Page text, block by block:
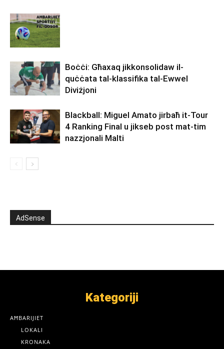
Boċċi: Għaxaq jikkonsolidaw il-
quċċata tal-klassifika tal-Ewwel
Diviżjoni
Blackball: Miguel Amato jirbaħ it-Tour
4 Ranking Final u jikseb post mat-tim
nazzjonali Malti
AdSense
Kategoriji
AĦBARIJIET
LOKALI
KRONAKA